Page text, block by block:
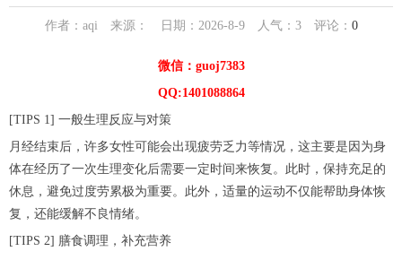
作者：aqi 来源： 日期：2026-8-9 人气： 3评论： 0
微信：guoj7383
QQ:1401088864
[TIPS 1] 一般生理反应与对策
月经结束后，许多女性可能会出现疲劳乏力等情况，这主要是因为身
体在经历了一次生理变化后需要一定时间来恢复。此时，保持充足的
休息，避免过度劳累极为重要。此外，适量的运动不仅能帮助身体恢
复，还能缓解不良情绪。
[TIPS 2] 膳食调理，补充营养